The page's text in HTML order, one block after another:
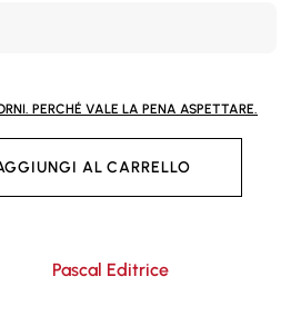
PERCHÉ VALE LA PENA ASPETTARE.
AL CARRELLO
Pascal Editrice